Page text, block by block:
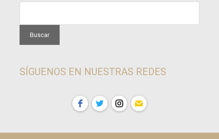
SÍGUENOS EN NUESTRAS REDES